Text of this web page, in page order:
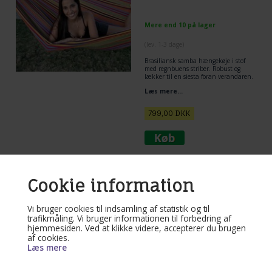
Cookie information
Vi bruger cookies til indsamling af statistik og til
trafikmåling. Vi bruger informationen til forbedring af
hjemmesiden. Ved at klikke videre, accepterer du brugen
af cookies.
Læs mere
Mere end 10 på lager
Brasiliansk samba hængekøje i stof
med regnbuens striber. Robust og
lækker til en siesta foran verandaren.
En rigtig charmerende hængekøje -
hængekøjer, så benyt dig af tilbudet!
Læs mere...
799,00 DKK
Varenr. 86408
Ceara stribet stof-
hængekøje